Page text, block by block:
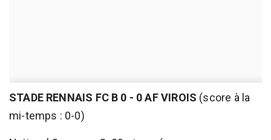
STADE RENNAIS FC B 0 - 0 AF VIROIS (score à la
mi-temps : 0-0)